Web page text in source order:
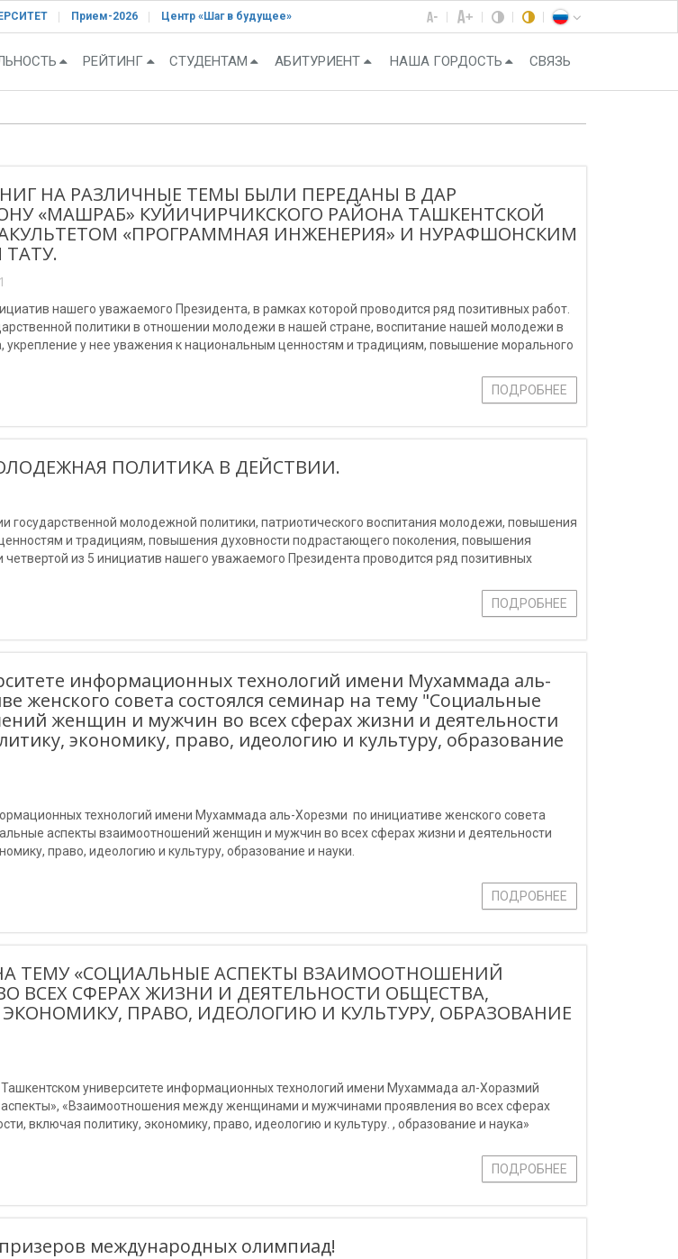
Прием-2026 Центр «Шаг в будущее»
РЕЙТИНГ СТУДЕНТАМ АБИТУРИЕНТ НАША ГОРДОСТЬ СВЯЗЬ
НА РАЗЛИЧНЫЕ ТЕМЫ БЫЛИ ПЕРЕДАНЫ В ДАР
«МАШРАБ» КУЙИЧИРЧИКСКОГО РАЙОНА ТАШКЕНТСКОЙ
«ПРОГРАММНАЯ ИНЖЕНЕРИЯ» И НУРАФШОНСКИМ
нашего уважаемого Президента, в рамках которой проводится ряд позитивных работ.
политики в отношении молодежи в нашей стране, воспитание нашей молодежи в
укрепление у нее уважения к национальным ценностям и традициям, повышение морального
ПОДРОБНЕЕ
ПОЛИТИКА В ДЕЙСТВИИ.
государственной молодежной политики, патриотического воспитания молодежи, повышения
и традициям, повышения духовности подрастающего поколения, повышения
четвертой из 5 инициатив нашего уважаемого Президента проводится ряд позитивных
ПОДРОБНЕЕ
информационных технологий имени Мухаммада аль-
женского совета состоялся семинар на тему "Социальные
женщин и мужчин во всех сферах жизни и деятельности
экономику, право, идеологию и культуру, образование
технологий имени Мухаммада аль-Хорезми по инициативе женского совета
аспекты взаимоотношений женщин и мужчин во всех сферах жизни и деятельности
право, идеологию и культуру, образование и науки.
ПОДРОБНЕЕ
ТЕМУ «СОЦИАЛЬНЫЕ АСПЕКТЫ ВЗАИМООТНОШЕНИЙ
СФЕРАХ ЖИЗНИ И ДЕЯТЕЛЬНОСТИ ОБЩЕСТВА,
ПРАВО, ИДЕОЛОГИЮ И КУЛЬТУРУ, ОБРАЗОВАНИЕ
университете информационных технологий имени Мухаммада ал-Хоразмий
«Взаимоотношения между женщинами и мужчинами проявления во всех сферах
включая политику, экономику, право, идеологию и культуру. , образование и наука»
ПОДРОБНЕЕ
международных олимпиад!